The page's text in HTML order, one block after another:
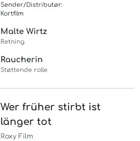
Sender/Distributør:
Kortfilm
Malte Wirtz
Retning
Raucherin
Støttende rolle
Wer früher stirbt ist
länger tot
Roxy Film